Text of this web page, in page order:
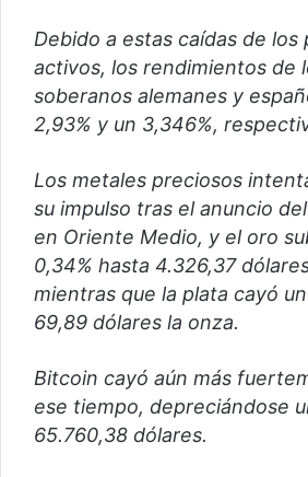
Debido a estas caídas de los
activos, los rendimientos de
soberanos alemanes y
2,93% y un 3,346%,
Los metales preciosos
su impulso tras el anuncio
en Oriente Medio, y el oro
0,34% hasta 4.326,37
mientras que la plata cayó un
69,89 dólares la onza.
Bitcoin cayó aún más
ese tiempo, depreciándose
65.760,38 dólares.